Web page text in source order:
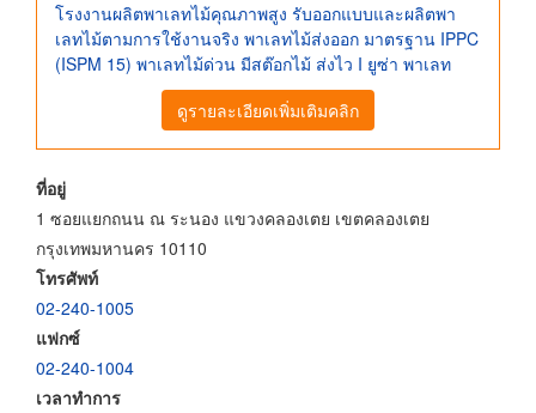
โรงงานผลิตพาเลทไม้คุณภาพสูง รับออกแบบและผลิตพา
เลทไม้ตามการใช้งานจริง พาเลทไม้ส่งออก มาตรฐาน IPPC
(ISPM 15) พาเลทไม้ด่วน มีสต๊อกไม้ ส่งไว I ยูซ่า พาเลท
ดูรายละเอียดเพิ่มเติมคลิก
ที่อยู่
1 ซอยแยกถนน ณ ระนอง แขวงคลองเตย เขตคลองเตย
กรุงเทพมหานคร 10110
โทรศัพท์
02-240-1005
แฟกซ์
02-240-1004
เวลาทำการ